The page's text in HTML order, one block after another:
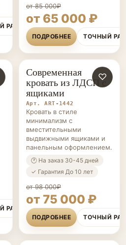
РАСЧЁТ
от 85 000₽
от 65 000 ₽
ПОДРОБНЕЕ ТОЧНЫЙ
РАСЧЁТ
КРОВАТИ-
ПОДИУМЫ НА ЗАКАЗ
♡
Современная
кровать из ЛДСП с
ящиками
Арт. ART-1442
Кровать в стиле
минимализм с
вместительными
выдвижными ящиками и
панельным оформлением.
🕐 На заказ 30-45 дней
✓ Гарантия До 10 лет
от 98 000₽
от 75 000 ₽
ПОДРОБНЕЕ ТОЧНЫЙ